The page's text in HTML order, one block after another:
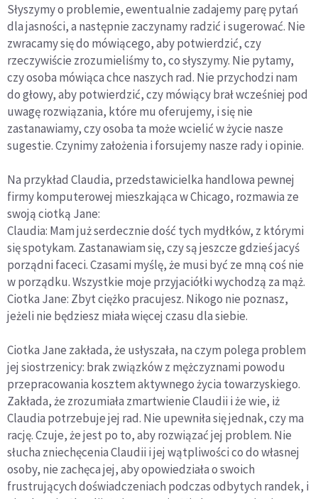
Słyszymy o problemie, ewentualnie zadajemy parę pytań
dla jasności, a następnie zaczynamy radzić i sugerować. Nie
zwracamy się do mówiącego, aby potwierdzić, czy
rzeczywiście zrozumieliśmy to, co słyszymy. Nie pytamy,
czy osoba mówiąca chce naszych rad. Nie przychodzi nam
do głowy, aby potwierdzić, czy mówiący brał wcześniej pod
uwagę rozwiązania, które mu oferujemy, i się nie
zastanawiamy, czy osoba ta może wcielić w życie nasze
sugestie. Czynimy założenia i forsujemy nasze rady i opinie.
Na przykład Claudia, przedstawicielka handlowa pewnej
firmy komputerowej mieszkająca w Chicago, rozmawia ze
swoją ciotką Jane:
Claudia: Mam już serdecznie dość tych mydłków, z którymi
się spotykam. Zastanawiam się, czy są jeszcze gdzieś jacyś
porządni faceci. Czasami myślę, że musi być ze mną coś nie
w porządku. Wszystkie moje przyjaciółki wychodzą za mąż.
Ciotka Jane: Zbyt ciężko pracujesz. Nikogo nie poznasz,
jeżeli nie będziesz miała więcej czasu dla siebie.
Ciotka Jane zakłada, że usłyszała, na czym polega problem
jej siostrzenicy: brak związków z mężczyznami powodu
przepracowania kosztem aktywnego życia towarzyskiego.
Zakłada, że zrozumiała zmartwienie Claudii i że wie, iż
Claudia potrzebuje jej rad. Nie upewniła się jednak, czy ma
rację. Czuje, że jest po to, aby rozwiązać jej problem. Nie
słucha zniechęcenia Claudii i jej wątpliwości co do własnej
osoby, nie zachęca jej, aby opowiedziała o swoich
frustrujących doświadczeniach podczas odbytych randek, i